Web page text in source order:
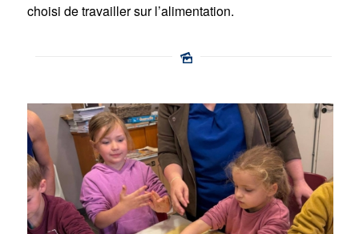
choisi de travailler sur l’alimentation.